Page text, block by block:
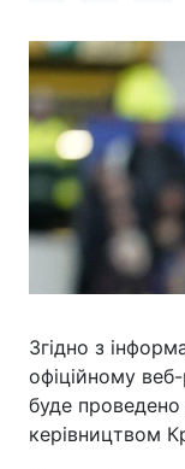
Згідно з
офіційному веб-
буде проведено
керівництвом